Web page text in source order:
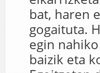
bat, haren
gogaituta.
egin
baizik eta